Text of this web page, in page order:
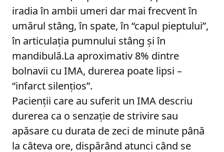
iradia în ambii umeri dar mai frecvent în
umărul stâng, în spate, în “capul pieptului”,
în articulaţia pumnului stâng şi în
mandibulă.La aproximativ 8% dintre
bolnavii cu IMA, durerea poate lipsi –
“infarct silenţios”.
Pacienţii care au suferit un IMA descriu
durerea ca o senzaţie de strivire sau
apăsare cu durata de zeci de minute până
la câteva ore, dispărând atunci când se